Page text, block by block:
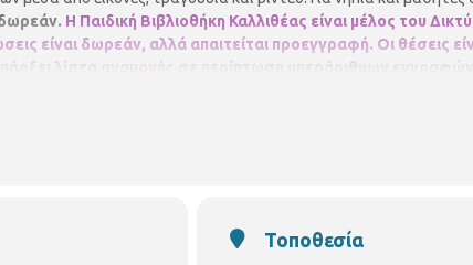
Η Παιδική Βιβλιοθήκη Καλλιθέας είναι μέλος του
είναι δωρεάν, αλλά απαιτείται προεγγραφή. Οι θέσεις
λίστα αναμονής σε περίπτωση υπεράριθμων εγγραφών.
Τοποθεσία